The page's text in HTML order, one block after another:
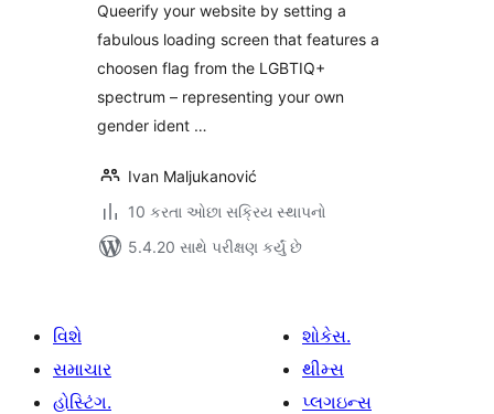
Queerify your website by setting a
fabulous loading screen that features a
choosen flag from the LGBTIQ+
spectrum – representing your own
gender ident …
Ivan Maljukanović
10 કરતા ઓછા સક્રિય સ્થાપનો
5.4.20 સાથે પરીક્ષણ કર્યું છે
વિશે
સમાચાર
હોસ્ટિંગ.
શોકેસ.
થીમ્સ
પ્લગઇન્સ